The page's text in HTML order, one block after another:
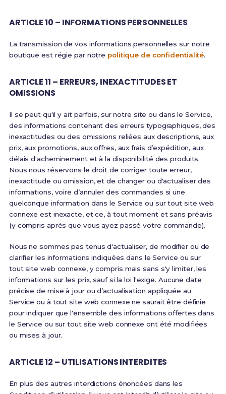
ARTICLE 10 – INFORMATIONS PERSONNELLES
La transmission de vos informations personnelles sur notre
boutique est régie par notre politique de confidentialité.
ARTICLE 11 – ERREURS, INEXACTITUDES ET
OMISSIONS
Il se peut qu'il y ait parfois, sur notre site ou dans le Service,
des informations contenant des erreurs typographiques, des
inexactitudes ou des omissions reliées aux descriptions, aux
prix, aux promotions, aux offres, aux frais d’expédition, aux
délais d'acheminement et à la disponibilité des produits.
Nous nous réservons le droit de corriger toute erreur,
inexactitude ou omission, et de changer ou d'actualiser des
informations, voire d’annuler des commandes si une
quelconque information dans le Service ou sur tout site web
connexe est inexacte, et ce, à tout moment et sans préavis
(y compris après que vous ayez passé votre commande).
Nous ne sommes pas tenus d'actualiser, de modifier ou de
clarifier les informations indiquées dans le Service ou sur
tout site web connexe, y compris mais sans s'y limiter, les
informations sur les prix, sauf si la loi l'exige. Aucune date
précise de mise à jour ou d’actualisation appliquée au
Service ou à tout site web connexe ne saurait être définie
pour indiquer que l'ensemble des informations offertes dans
le Service ou sur tout site web connexe ont été modifiées
ou mises à jour.
ARTICLE 12 – UTILISATIONS INTERDITES
En plus des autres interdictions énoncées dans les